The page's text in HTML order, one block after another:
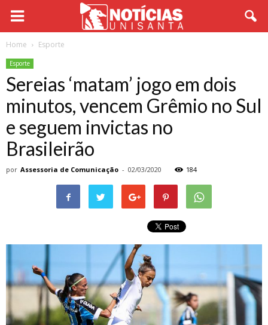
Home Esporte
Esporte
Sereias ‘matam’ jogo em dois
minutos, vencem Grêmio no Sul
e seguem invictas no
Brasileirão
por Assessoria de Comunicação - 02/03/2020 184